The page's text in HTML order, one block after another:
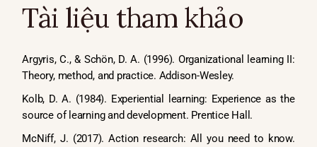
Tài liệu tham khảo
Argyris, C., & Schön, D. A. (1996). Organizational learning II:
Theory, method, and practice. Addison-Wesley.
Kolb, D. A. (1984). Experiential learning: Experience as the
source of learning and development. Prentice Hall.
McNiff, J. (2017). Action research: All you need to know.